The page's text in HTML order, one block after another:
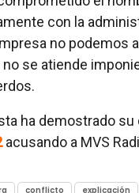
con la
no
no se atiende
ha demostrado
acusando a MVS
conflicto explicación